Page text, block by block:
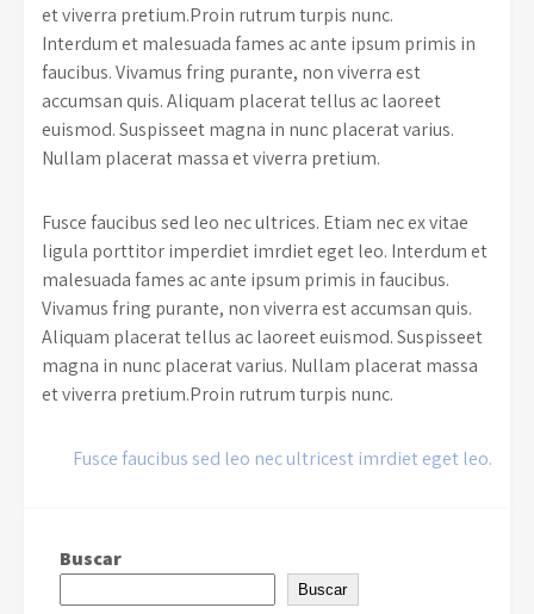
et viverra pretium.Proin rutrum turpis nunc.
Interdum et malesuada fames ac ante ipsum primis in
faucibus. Vivamus fring purante, non viverra est
accumsan quis. Aliquam placerat tellus ac laoreet
euismod. Suspisseet magna in nunc placerat varius.
Nullam placerat massa et viverra pretium.
Fusce faucibus sed leo nec ultrices. Etiam nec ex vitae
ligula porttitor imperdiet imrdiet eget leo. Interdum et
malesuada fames ac ante ipsum primis in faucibus.
Vivamus fring purante, non viverra est accumsan quis.
Aliquam placerat tellus ac laoreet euismod. Suspisseet
magna in nunc placerat varius. Nullam placerat massa
et viverra pretium.Proin rutrum turpis nunc.
Navegación
entradas
Fusce faucibus sed leo nec ultricest imrdiet eget leo.
Buscar
Buscar